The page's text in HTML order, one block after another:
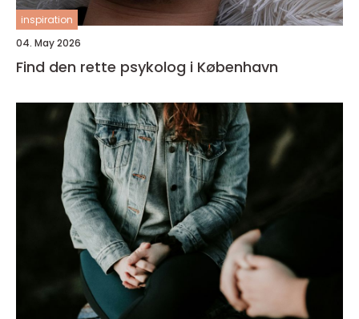
inspiration
04. May 2026
Find den rette psykolog i København